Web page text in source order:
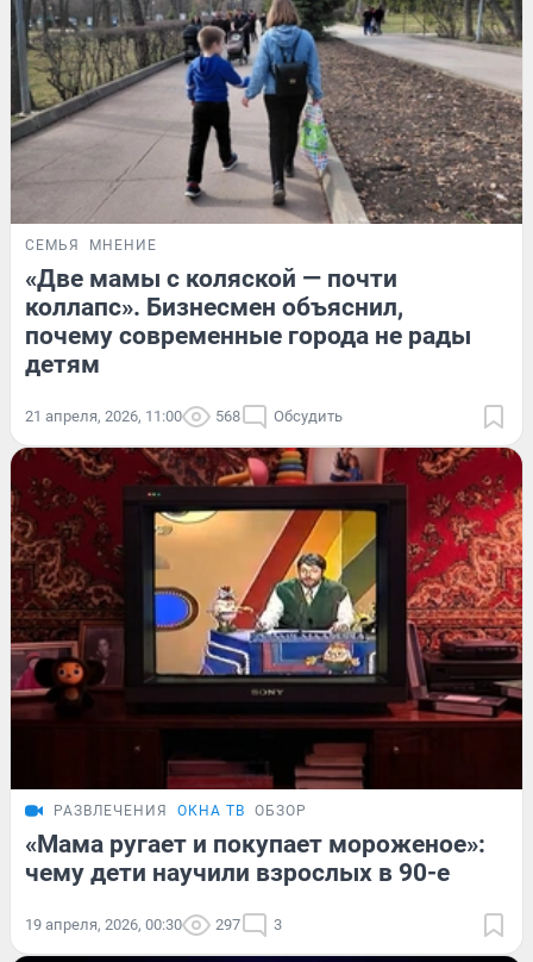
СЕМЬЯ МНЕНИЕ
«Две мамы с коляской — почти
коллапс». Бизнесмен объяснил,
почему современные города не рады
детям
21 апреля, 2026, 11:00 568 Обсудить
РАЗВЛЕЧЕНИЯ ОКНА ТВ ОБЗОР
«Мама ругает и покупает мороженое»:
чему дети научили взрослых в 90-е
19 апреля, 2026, 00:30 297 3